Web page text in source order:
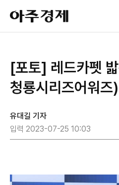
아
주
경
[포토] 레드카펫
청룡시리즈어워즈)
유대길 기자
입력 2023-07-25 10:03